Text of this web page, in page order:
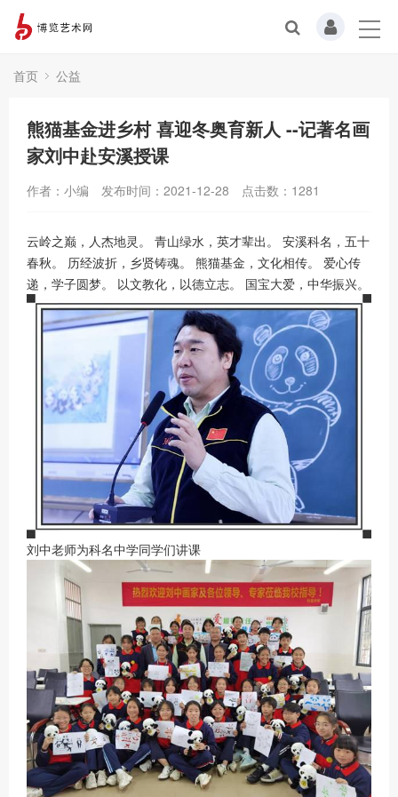
首页 公益
熊猫基金进乡村 喜迎冬奥育新人 --记著名画
家刘中赴安溪授课
作者：小编 发布时间：2021-12-28 点击数： 1281
云岭之巅，人杰地灵。 青山绿水，英才辈出。 安溪科名，五十
春秋。 历经波折，乡贤铸魂。 熊猫基金，文化相传。 爱心传
递，学子圆梦。 以文教化，以德立志。 国宝大爱，中华振兴。
刘中老师为科名中学同学们讲课